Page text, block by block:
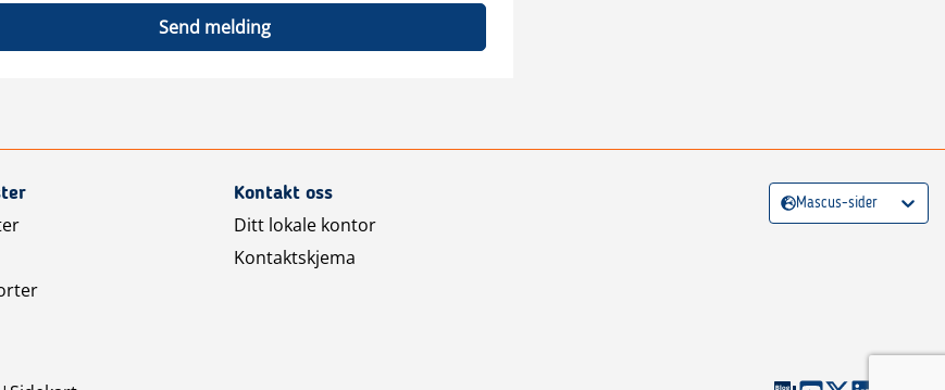
Send melding
Kontakt oss
Ditt lokale kontor
Kontaktskjema
Mascus-sider